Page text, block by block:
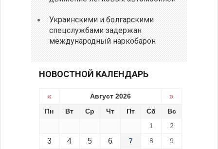
Украинскими и болгарскими
спецслужбами задержан
международный наркобарон
НОВОСТНОЙ КАЛЕНДАРЬ
« Август 2026 »
Пн Вт Ср Чт Пт Сб
Вс
1
2
3 4 5 6 7 8
9